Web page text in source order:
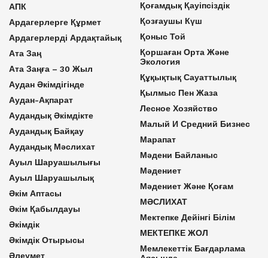
АПК
Ардагерлерге Құрмет
Ардагерлерді Ардақтайық
Ата Заң
Ата Заңға – 30 Жыл
Аудан Әкімдігінде
Аудан-Ақпарат
Аудандық Әкімдікте
Аудандық Байқау
Аудандық Мәслихат
Ауыл Шаруашылығы
Ауыл Шаруашылық
Әкім Аптасы
Әкім Қабылдауы
Әкімдік
Әкімдік Отырысы
Әлеумет
Қоғамдық Қауіпсіздік
Қозғаушы Күш
Қоныс Той
Қоршаған Орта Және
Экология
Құқықтық Сауаттылық
Қылмыс Пен Жаза
Лесное Хозяйство
Малый И Средний Бизнес
Марапат
Мәдени Байланыс
Мәдениет
Мәдениет Және Қоғам
МӘСЛИХАТ
Мектепке Дейінгі Білім
МЕКТЕПКЕ ЖОЛ
Мемлекеттік Бағдарлама